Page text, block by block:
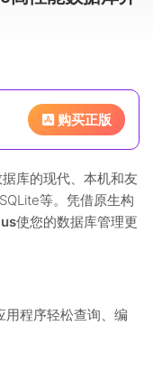
购买正版
库的现代、本机和友
等。凭借原生构
使您的数据库管理更
用程序轻松查询、编